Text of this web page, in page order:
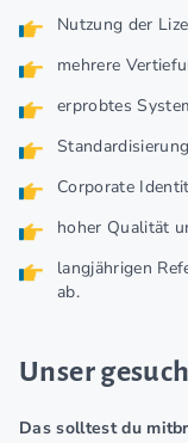
Nutzung der
mehrere
erprobtes
Corporate
hoher Qualität
langjährigen
ab.
Unser
Das solltest du